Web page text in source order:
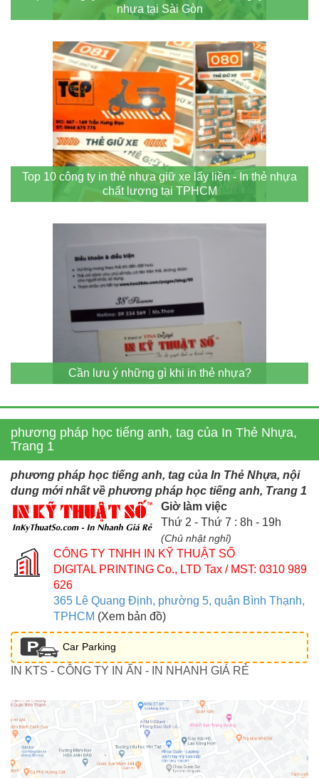
nhựa tại Sài Gòn
Top 10 công ty in thẻ nhựa giữ xe lấy liền - In thẻ nhựa
chất lượng tại TPHCM
Cần lưu ý những gì khi in thẻ nhựa?
phương pháp học tiếng anh, tag của In Thẻ Nhựa,
Trang 1
phương pháp học tiếng anh, tag của In Thẻ Nhựa, nội
dung mới nhất về phương pháp học tiếng anh, Trang 1
Giờ làm việc
Thứ 2 - Thứ 7 : 8h - 19h
(Chủ nhật nghỉ)
CÔNG TY TNHH IN KỸ THUẬT SỐ
DIGITAL PRINTING Co., LTD Tax / MST: 0310 989
626
365 Lê Quang Định, phường 5, quận Bình Thạnh,
TPHCM (Xem bản đồ)
Car Parking
IN KTS - CÔNG TY IN ẤN - IN NHANH GIÁ RẺ